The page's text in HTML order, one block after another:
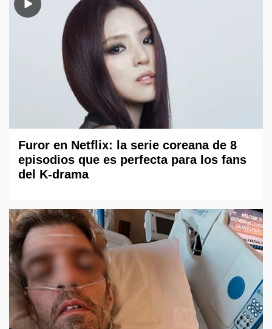
Furor en Netflix: la serie coreana de 8
episodios que es perfecta para los fans
del K-drama